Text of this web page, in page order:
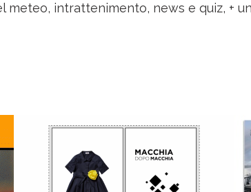
intrattenimento, news e quiz, +